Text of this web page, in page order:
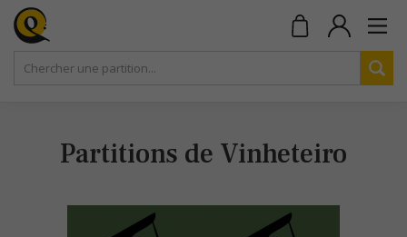
Partitions de Vinheteiro